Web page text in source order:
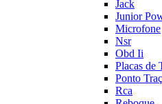
Jack
Junior
Microfone
Nsr
Obd Ii
Placas de
Ponto
Rca